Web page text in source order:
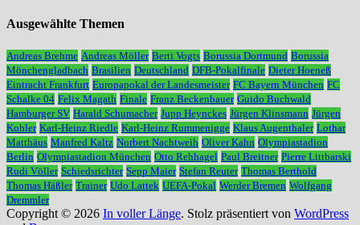
Ausgewählte Themen
Andreas Brehme Andreas Möller Berti Vogts Borussia Dortmund Borussia
Mönchengladbach Brasilien Deutschland DFB-Pokalfinale Dieter Hoeneß
Eintracht Frankfurt Europapokal der Landesmeister FC Bayern München FC
Schalke 04 Felix Magath Finale Franz Beckenbauer Guido Buchwald
Hamburger SV Harald Schumacher Jupp Heynckes Jürgen Klinsmann Jürgen
Kohler Karl-Heinz Riedle Karl-Heinz Rummenigge Klaus Augenthaler Lothar
Matthäus Manfred Kaltz Norbert Nachtweih Oliver Kahn Olympiastadion
Berlin Olympiastadion München Otto Rehhagel Paul Breitner Pierre Littbarski
Rudi Völler Schiedsrichter Sepp Maier Stefan Reuter Thomas Berthold
Thomas Häßler Trainer Udo Lattek UEFA-Pokal Werder Bremen Wolfgang
Dremmler
Copyright © 2026 In voller Länge. Stolz präsentiert von WordPress